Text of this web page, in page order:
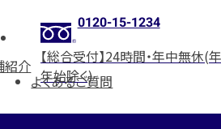
0120-15-1234
【総合受付】24時間・年中無休(
年始除く)
紹介
よくあるご質問